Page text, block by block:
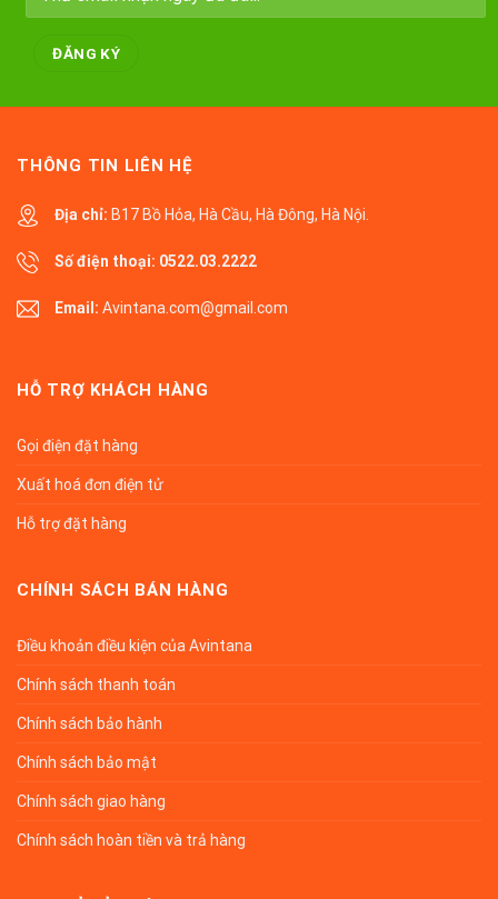
THÔNG TIN LIÊN HỆ
Địa chỉ: B17 Bồ Hỏa, Hà Cầu, Hà Đông, Hà Nội.
Số điện thoại: 0522.03.2222
Email: Avintana.com@gmail.com
HỖ TRỢ KHÁCH HÀNG
Gọi điện đặt hàng
Xuất hoá đơn điện tử
Hỗ trợ đặt hàng
CHÍNH SÁCH BÁN HÀNG
Điều khoản điều kiện của Avintana
Chính sách thanh toán
Chính sách bảo hành
Chính sách bảo mật
Chính sách giao hàng
Chính sách hoàn tiền và trả hàng